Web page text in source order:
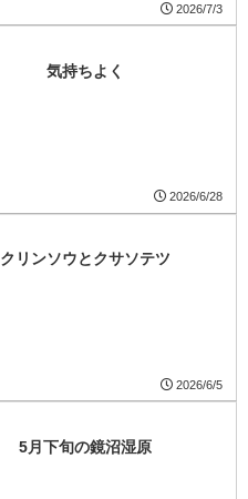
2026/7/3
気持ちよく
2026/6/28
クリンソウとクサソテツ
2026/6/5
5月下旬の鏡沼湿原